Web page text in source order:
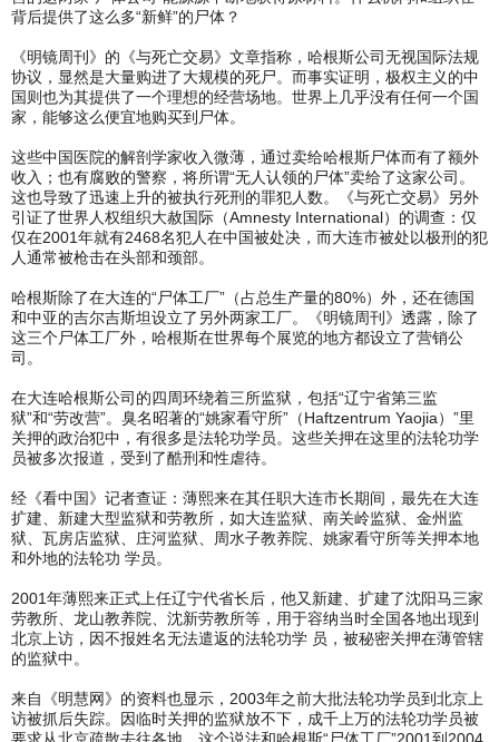
背后提供了这么多“新鲜”的尸体？
《明镜周刊》的《与死亡交易》文章指称，哈根斯公司无视国际法规
协议，显然是大量购进了大规模的死尸。而事实证明，极权主义的中
国则也为其提供了一个理想的经营场地。世界上几乎没有任何一个国
家，能够这么便宜地购买到尸体。
这些中国医院的解剖学家收入微薄，通过卖给哈根斯尸体而有了额外
收入；也有腐败的警察，将所谓“无人认领的尸体”卖给了这家公司。
这也导致了迅速上升的被执行死刑的罪犯人数。《与死亡交易》另外
引证了世界人权组织大赦国际（Amnesty International）的调查：仅
仅在2001年就有2468名犯人在中国被处决，而大连市被处以极刑的犯
人通常被枪击在头部和颈部。
哈根斯除了在大连的“尸体工厂”（占总生产量的80%）外，还在德国
和中亚的吉尔吉斯坦设立了另外两家工厂。《明镜周刊》透露，除了
这三个尸体工厂外，哈根斯在世界每个展览的地方都设立了营销公
司。
在大连哈根斯公司的四周环绕着三所监狱，包括“辽宁省第三监
狱”和“劳改营”。臭名昭著的“姚家看守所”（Haftzentrum Yaojia）”里
关押的政治犯中，有很多是法轮功学员。这些关押在这里的法轮功学
员被多次报道，受到了酷刑和性虐待。
经《看中国》记者查证：薄熙来在其任职大连市长期间，最先在大连
扩建、新建大型监狱和劳教所，如大连监狱、南关岭监狱、金州监
狱、瓦房店监狱、庄河监狱、周水子教养院、姚家看守所等关押本地
和外地的法轮功 学员。
2001年薄熙来正式上任辽宁代省长后，他又新建、扩建了沈阳马三家
劳教所、龙山教养院、沈新劳教所等，用于容纳当时全国各地出现到
北京上访，因不报姓名无法遣返的法轮功学 员，被秘密关押在薄管辖
的监狱中。
来自《明慧网》的资料也显示，2003年之前大批法轮功学员到北京上
访被抓后失踪。因临时关押的监狱放不下，成千上万的法轮功学员被